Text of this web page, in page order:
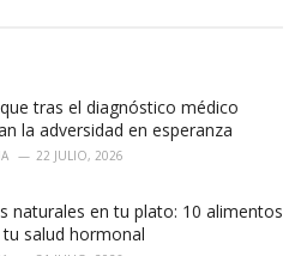
tras el diagnóstico médico
la adversidad en esperanza
22 JULIO, 2026
naturales en tu plato: 10 alimentos
salud hormonal